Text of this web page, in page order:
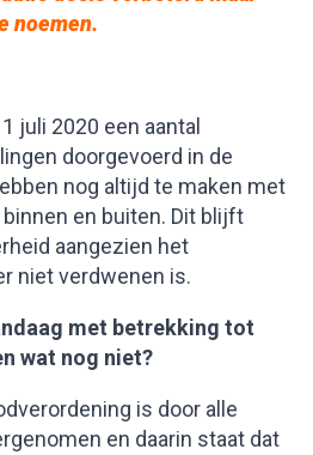
noemen.
juli 2020 een aantal
doorgevoerd in de
nog altijd te maken met
en buiten. Dit blijft
aangezien het
niet verdwenen is.
met betrekking tot
wat nog niet?
is door alle
en daarin staat dat